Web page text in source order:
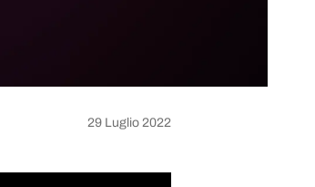
29 Luglio 2022